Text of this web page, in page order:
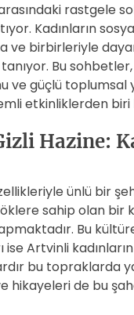
rastgele
Kadınların
ve birbirleriyle
Bu
ve güçlü toplumsal
etkinliklerden biri
Hazine:
ünlü bir
sahip olan bir
Bu
Artvinli
bu topraklarda
hikayeleri de bu